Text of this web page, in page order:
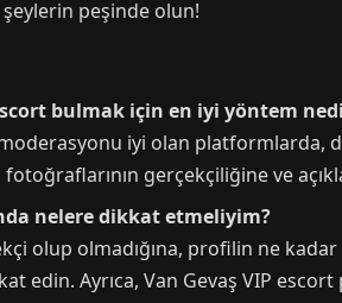
peşinde olun!
bulmak için en iyi yöntem
iyi olan platformlarda,
gerçekçiliğine ve
nelere dikkat etmeliyim?
olup olmadığına, profilin ne
edin. Ayrıca, Van Gevaş VIP